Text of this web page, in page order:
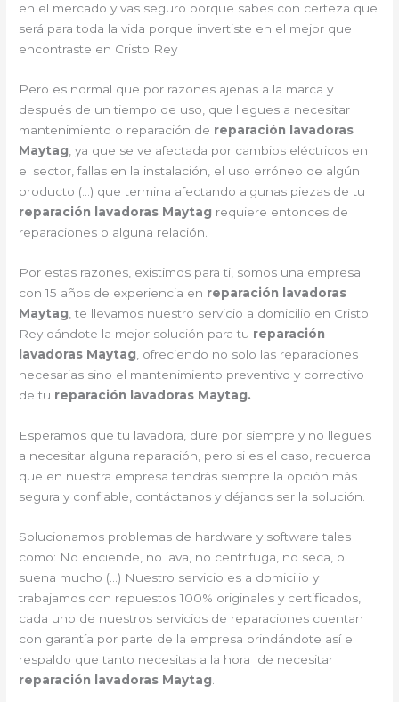
en el mercado y vas seguro porque sabes con certeza que
será para toda la vida porque invertiste en el mejor que
encontraste en Cristo Rey
Pero es normal que por razones ajenas a la marca y
después de un tiempo de uso, que llegues a necesitar
mantenimiento o reparación de reparación lavadoras
Maytag , ya que se ve afectada por cambios eléctricos en
el sector, fallas en la instalación, el uso erróneo de algún
producto (…) que termina afectando algunas piezas de tu
reparación lavadoras Maytag requiere entonces de
reparaciones o alguna relación.
Por estas razones, existimos para ti, somos una empresa
con 15 años de experiencia en reparación lavadoras
Maytag , te llevamos nuestro servicio a domicilio en Cristo
Rey dándote la mejor solución para tu reparación
lavadoras Maytag , ofreciendo no solo las reparaciones
necesarias sino el mantenimiento preventivo y correctivo
de tu reparación lavadoras Maytag.
Esperamos que tu lavadora, dure por siempre y no llegues
a necesitar alguna reparación, pero si es el caso, recuerda
que en nuestra empresa tendrás siempre la opción más
segura y confiable, contáctanos y déjanos ser la solución.
Solucionamos problemas de hardware y software tales
como: No enciende, no lava, no centrifuga, no seca, o
suena mucho (…) Nuestro servicio es a domicilio y
trabajamos con repuestos 100% originales y certificados,
cada uno de nuestros servicios de reparaciones cuentan
con garantía por parte de la empresa brindándote así el
respaldo que tanto necesitas a la hora de necesitar
reparación lavadoras Maytag